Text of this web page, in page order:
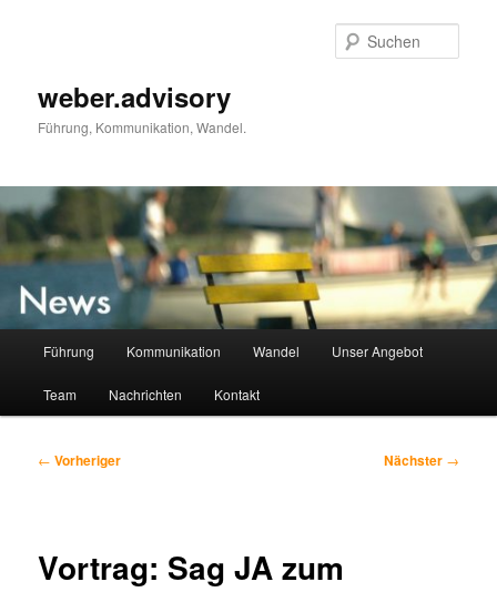
weber.advisory
Führung, Kommunikation, Wandel.
Führung Kommunikation Wandel Unser Angebot
Team Nachrichten Kontakt
Beitragsnavigation
← Vorheriger Nächster →
Vortrag: Sag JA zum